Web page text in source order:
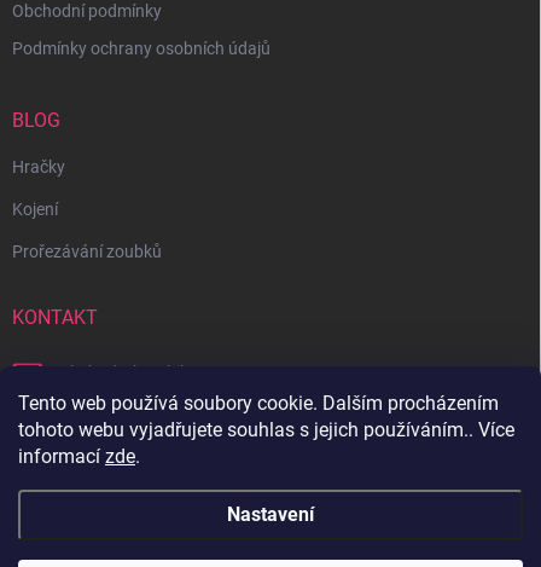
Tento web používá soubory cookie. Dalším procházením
tohoto webu vyjadřujete souhlas s jejich používáním.. Více
informací zde.
Nastavení
Obchodní podmínky
Podmínky ochrany osobních údajů
BLOG
Hračky
Kojení
Prořezávání zoubků
KONTAKT
obchod bambilon.cz
+420 728 355 665
Sledujte nás na Facebooku